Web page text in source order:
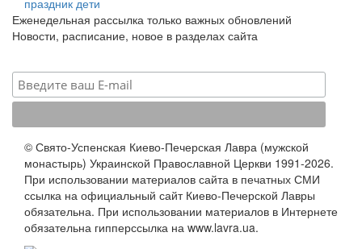
праздник дети
Еженедельная рассылка только важных обновлений
Новости, расписание, новое в разделах сайта
© Свято-Успенская Киево-Печерская Лавра (мужской
монастырь) Украинской Православной Церкви 1991-2026.
При использовании материалов сайта в печатных СМИ
ссылка на официальный сайт Киево-Печерской Лавры
обязательна. При использовании материалов в Интернете
обязательна гипперссылка на www.lavra.ua.